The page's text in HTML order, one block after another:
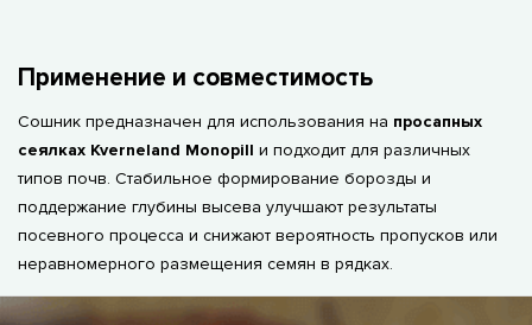
Применение и совместимость
Сошник предназначен для использования на просапных
сеялках Kverneland Monopill и подходит для различных
типов почв. Стабильное формирование борозды и
поддержание глубины высева улучшают результаты
посевного процесса и снижают вероятность пропусков или
неравномерного размещения семян в рядках.